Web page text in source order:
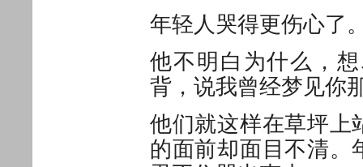
年轻人哭得更伤心了
他不明白为什么，
背，说我曾经梦见你
他们就这样在草坪上
的面前却面目不清。